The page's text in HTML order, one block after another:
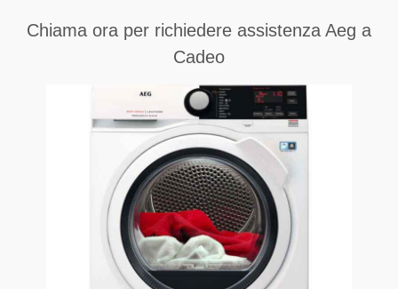
Chiama ora per richiedere assistenza Aeg a
Cadeo